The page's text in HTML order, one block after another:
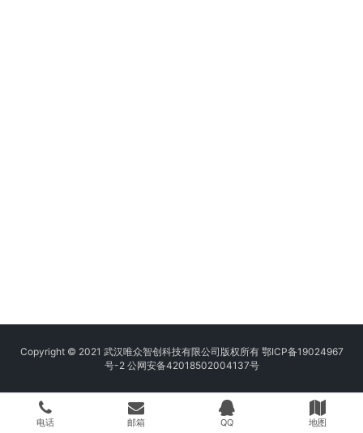
Copyright © 2021 武汉唯众智创科技有限公司版权所有 鄂ICP备19024967
号-2 公网安备42018502004137号
电话 邮箱 QQ 地图